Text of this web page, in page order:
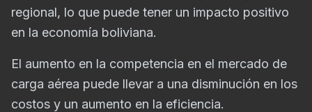
regional, lo que puede tener un impacto positivo
en la economía boliviana.
El aumento en la competencia en el mercado de
carga aérea puede llevar a una disminución en los
costos y un aumento en la eficiencia.